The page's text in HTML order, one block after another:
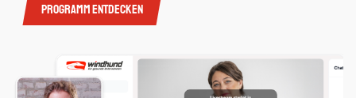
Programm entdecken